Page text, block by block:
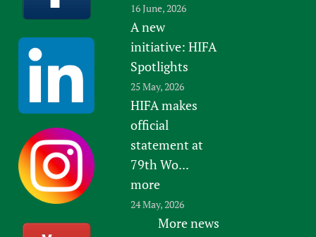
16 June, 2026
A new
initiative: HIFA
Spotlights
25 May, 2026
HIFA makes
official
statement at
79th Wo...
more
24 May, 2026
More news